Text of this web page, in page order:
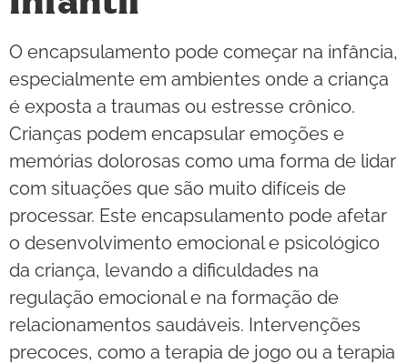
O encapsulamento pode começar na infância,
especialmente em ambientes onde a criança
é exposta a traumas ou estresse crônico.
Crianças podem encapsular emoções e
memórias dolorosas como uma forma de lidar
com situações que são muito difíceis de
processar. Este encapsulamento pode afetar
o desenvolvimento emocional e psicológico
da criança, levando a dificuldades na
regulação emocional e na formação de
relacionamentos saudáveis. Intervenções
precoces, como a terapia de jogo ou a terapia